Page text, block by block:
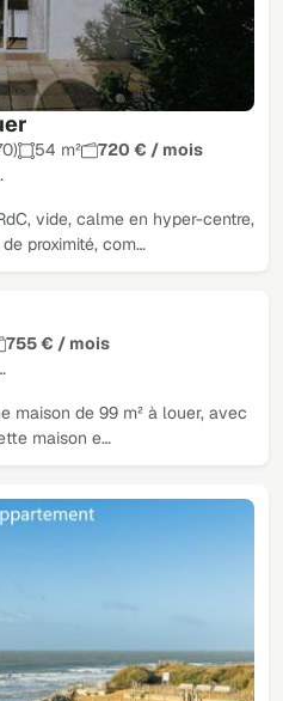
54 m²
720 € / mois
vide, calme en hyper-centre,
proximité, com…
755 € / mois
maison de 99 m² à louer, avec
maison e…